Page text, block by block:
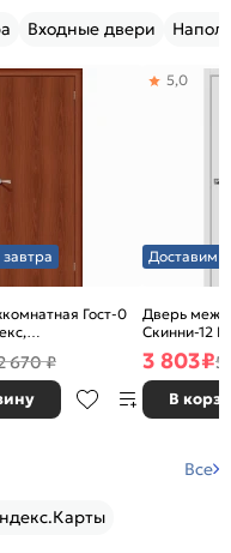
Входные двери
Гост-0
Л-11
глухая, каркасно-
670 ₽
Доставим
Дверь
Скинни-12
глухая,
5,0
3 803₽5
В
Все